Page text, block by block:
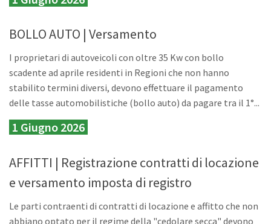
BOLLO AUTO | Versamento
I proprietari di autoveicoli con oltre 35 Kw con bollo
scadente ad aprile residenti in Regioni che non hanno
stabilito termini diversi, devono effettuare il pagamento
delle tasse automobilistiche (bollo auto) da pagare tra il 1°...
1 Giugno 2026
AFFITTI | Registrazione contratti di locazione
e versamento imposta di registro
Le parti contraenti di contratti di locazione e affitto che non
abbiano optato per il regime della "cedolare secca" devono